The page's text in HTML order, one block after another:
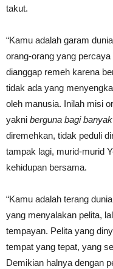
takut.
“Kamu adalah garam
orang-orang yang
dianggap remeh karena
tidak ada yang
oleh manusia. Inilah misi
yakni berguna bagi
diremehkan, tidak peduli
tampak lagi, murid-murid
kehidupan bersama.
“Kamu adalah terang
yang menyalakan pelita,
tempayan. Pelita yang
tempat yang tepat, yang
Demikian halnya dengan